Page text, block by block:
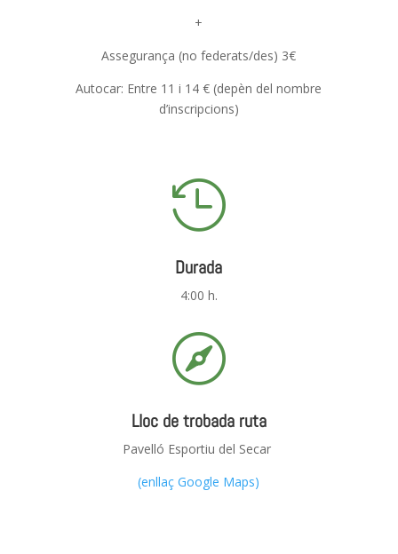
+
Assegurança (no federats/des) 3€
Autocar: Entre 11 i 14 € (depèn del nombre
d’inscripcions)

Durada
4:00 h.

Lloc de trobada ruta
Pavelló Esportiu del Secar
(enllaç Google Maps)